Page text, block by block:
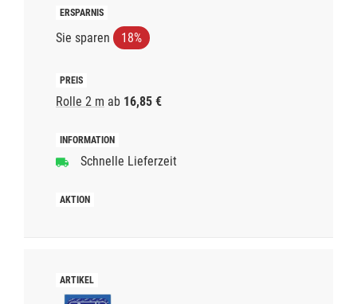
Sie sparen 18%
Rolle 2 m ab 16,85 €
Schnelle Lieferzeit